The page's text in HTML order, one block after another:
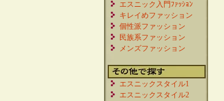
エスニック入門ﾌｧｯｼｮﾝ
キレイめファッション
個性派ファッション
民族系ファッション
メンズファッション
エスニックスタイル1
エスニックスタイル2